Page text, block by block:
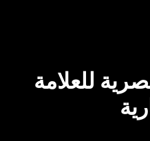
للعلامة